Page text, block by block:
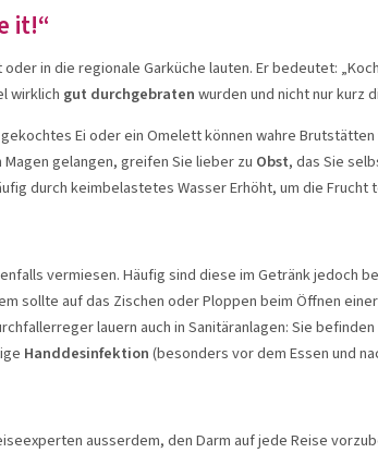
it!“
in die regionale Garküche lauten. Er bedeutet:
wirklich gut durchgebratenwurden und nicht nur kurz
Ei oder ein Omelett können wahre
gelangen, greifen Sie lieber zu Obst, das Sie
durch keimbelastetes Wasser Erhöht, um die Frucht
vermiesen. Häufig sind diese im Getränk jedoch
sollte auf das Zischen oder Ploppen beim Öffnen
lauern auch in Sanitäranlagen: Sie
Handdesinfektion(besonders vor dem Essen und
ausserdem, den Darm auf jede Reise